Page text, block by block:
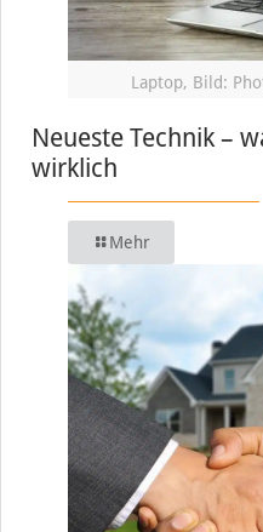
Laptop, Bild:
Neueste Technik –
wirklich
Mehr